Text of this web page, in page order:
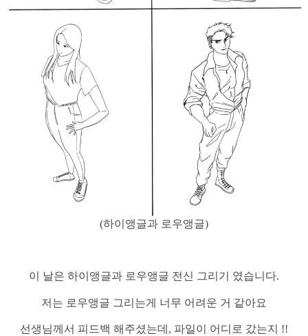
(하이앵글과 로우앵글)
이 날은 하이앵글과 로우앵글 전신 그리기 였습니다.
저는 로우앵글 그리는게 너무 어려운 거 같아요
선생님께서 피드백 해주셨는데, 파일이 어디로 갔는지 !!